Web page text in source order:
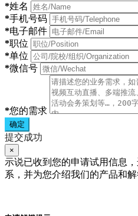
*姓名
*手机号码
*电子邮件
*职位
*单位
*微信号
*您的需求
确定
提交成功
×
示说已收到您的申请试用信息
系，并为您介绍我们的产品和